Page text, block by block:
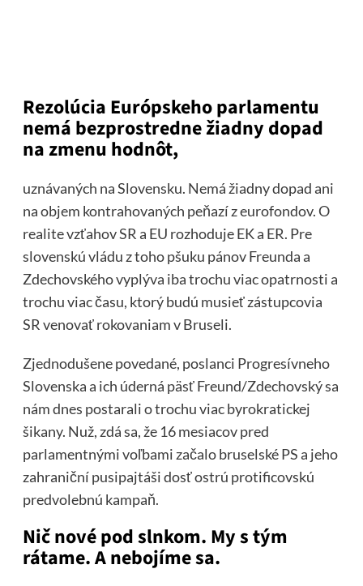
Rezolúcia Európskeho parlamentu
nemá bezprostredne žiadny dopad
na zmenu hodnôt,
uznávaných na Slovensku. Nemá žiadny dopad ani
na objem kontrahovaných peňazí z eurofondov. O
realite vzťahov SR a EU rozhoduje EK a ER. Pre
slovenskú vládu z toho pšuku pánov Freunda a
Zdechovského vyplýva iba trochu viac opatrnosti a
trochu viac času, ktorý budú musieť zástupcovia
SR venovať rokovaniam v Bruseli.
Zjednodušene povedané, poslanci Progresívneho
Slovenska a ich úderná päsť Freund/Zdechovský sa
nám dnes postarali o trochu viac byrokratickej
šikany. Nuž, zdá sa, že 16 mesiacov pred
parlamentnými voľbami začalo bruselské PS a jeho
zahraniční pusipajtáši dosť ostrú protificovskú
predvolebnú kampaň.
Nič nové pod slnkom. My s tým
rátame. A nebojíme sa.